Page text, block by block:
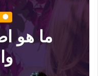
ما هو